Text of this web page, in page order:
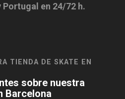
Portugal en 24/72 h.
TIENDA DE SKATE EN
sobre nuestra
Barcelona